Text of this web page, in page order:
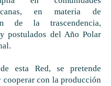
en materia de
de la trascendencia,
postulados del Año Polar
esta Red, se pretende
cooperar con la producción